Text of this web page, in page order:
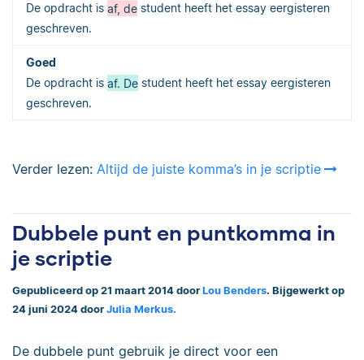
De opdracht is af, de student heeft het essay eergisteren
geschreven.
De opdracht is af. De student heeft het essay eergisteren
geschreven.
Verder lezen: Altijd de juiste komma’s in je scriptie
Dubbele punt en puntkomma in
je scriptie
Gepubliceerd op 21 maart 2014 door Lou Benders. Bijgewerkt op
24 juni 2024 door Julia Merkus.
De dubbele punt gebruik je direct voor een